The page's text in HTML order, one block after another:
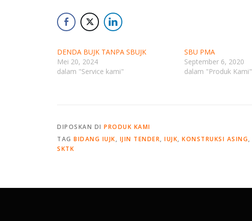
DENDA BUJK TANPA SBUJK
Mei 20, 2024
dalam "Service kami"
SBU PMA
September 6, 2020
dalam "Produk Kami"
DIPOSKAN DI PRODUK KAMI
TAG BIDANG IUJK, IJIN TENDER, IUJK, KONSTRUKSI ASING,
SKTK